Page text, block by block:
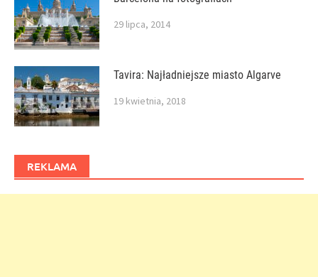
29 lipca, 2014
Tavira: Najładniejsze miasto Algarve
19 kwietnia, 2018
REKLAMA